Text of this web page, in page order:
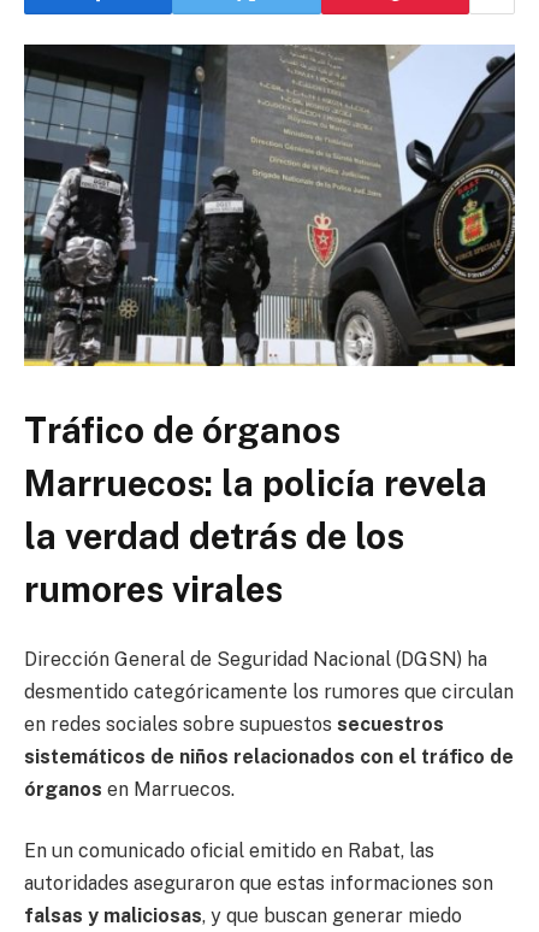
Tráfico de órganos
Marruecos: la policía revela
la verdad detrás de los
rumores virales
Dirección General de Seguridad Nacional (DGSN) ha
desmentido categóricamente los rumores que circulan
en redes sociales sobre supuestos secuestros
sistemáticos de niños relacionados con el tráfico de
órganos en Marruecos.
En un comunicado oficial emitido en Rabat, las
autoridades aseguraron que estas informaciones son
falsas y maliciosas, y que buscan generar miedo